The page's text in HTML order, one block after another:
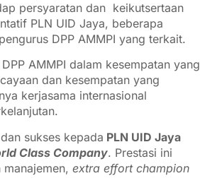
persyaratan dan keikutsertaan
PLN UID Jaya, beberapa
DPP AMMPI yang terkait.
AMMPI dalam kesempatan yang
dan kesempatan yang
kerjasama internasional
sukses kepada PLN UID Jaya
Class Company. Prestasi ini
extra effort champion